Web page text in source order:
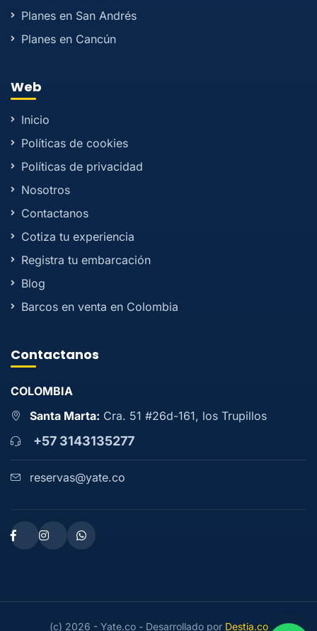
Planes en San Andrés
Planes en Cancún
Web
Inicio
Políticas de cookies
Políticas de privacidad
Nosotros
Contactanos
Cotiza tu experiencia
Registra tu embarcación
Blog
Barcos en venta en Colombia
Contactanos
COLOMBIA
Santa Marta: Cra. 51 #26d-161, los Trupillos
+57 3143135277
reservas@yate.co
(c) 2026 - Yate.co - Desarrollado por Destia.co